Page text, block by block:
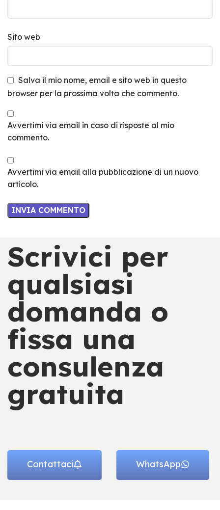
Sito web
Salva il mio nome, email e sito web in questo
browser per la prossima volta che commento.
Avvertimi via email in caso di risposte al mio
commento.
Avvertimi via email alla pubblicazione di un nuovo
articolo.
Scrivici per
qualsiasi
domanda o
fissa una
consulenza
gratuita
Contattaci WhatsApp